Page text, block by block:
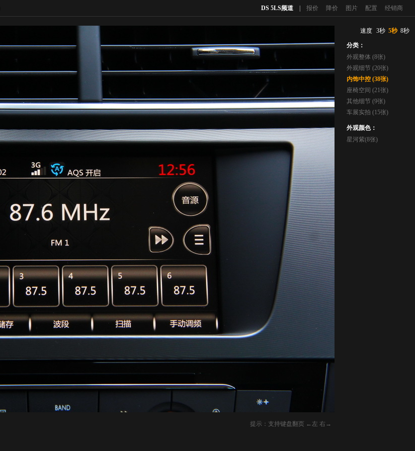
DS 5LS频道 报价 降价 图片 配置 经销商
提示：支持键盘翻页 ←左 右→
速度 3秒 5秒 8秒
分类：
外观整体 (8张)
外观细节 (20张)
内饰中控 (38张)
座椅空间 (21张)
其他细节 (9张)
车展实拍 (15张)
外观颜色：
星河紫(8张)